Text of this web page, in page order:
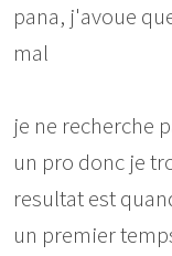
pana, j'avoue
mal
je ne recherche
un pro donc je
resultat est
un premier